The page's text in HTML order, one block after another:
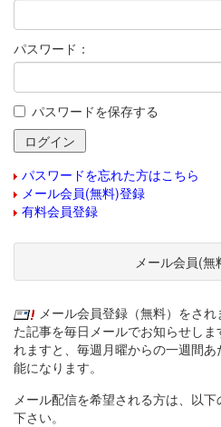
パスワード：
パスワードを保存する
パスワードを忘れた方はこちら
メール会員(無料)登録
有料会員登録
メール会員(無
メール会員登録（無料）をさ
た記事を毎日メールでお知らせし
れますと、毎週月曜からの一週間
能になります。
メール配信を希望される方は、以
下さい。